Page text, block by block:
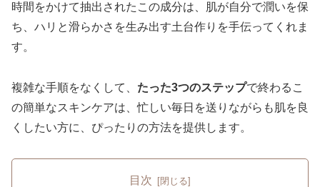
時間をかけて抽出されたこの成分は、肌が自分で潤いを保
ち、ハリと滑らかさを生み出す土台作りを手伝ってくれま
す。
複雑な手順をなくして、 たった3つのステップで終わるこ
の簡単なスキンケアは、忙しい毎日を送りながらも肌を良
くしたい方に、ぴったりの方法を提供します。
目次